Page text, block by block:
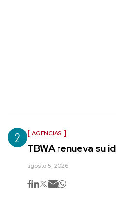
2 AGENCIAS
TBWA renueva su
agosto 5, 2026